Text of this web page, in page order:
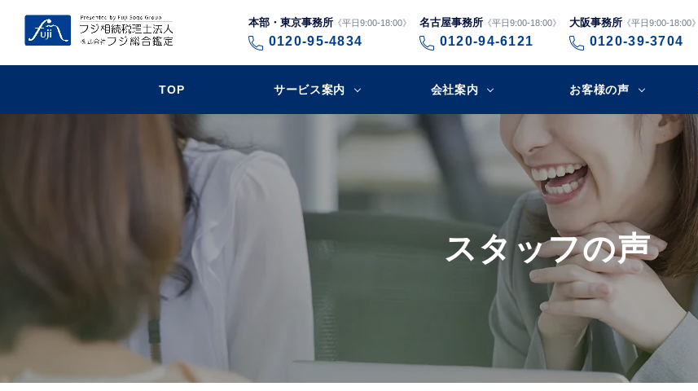
本部・東京事務所《平日9:00-18:00》
0120-95-4834
名古屋事務所《平日9:00-18:00》
0120-94-6121
大阪事務所《平日9:00-18:00》
0120-39-3704
TOP サービス案内 会社案内 お客様の声
スタッフの声